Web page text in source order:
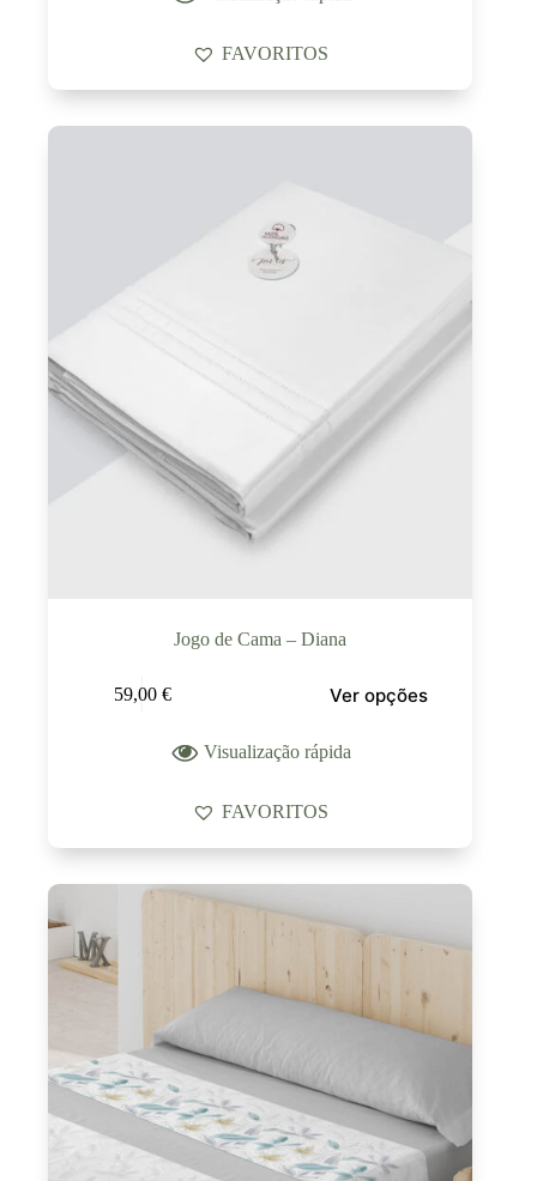
FAVORITOS
Jogo de Cama – Diana
59,00 € Ver opções
Visualização rápida
FAVORITOS